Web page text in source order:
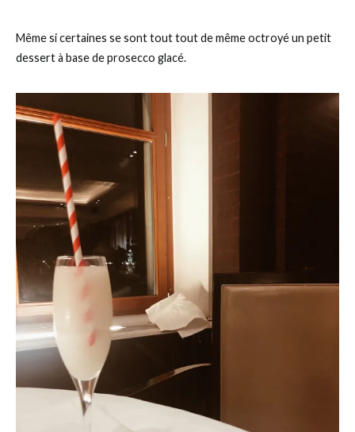
Même si certaines se sont tout tout de même octroyé un petit
dessert à base de prosecco glacé.